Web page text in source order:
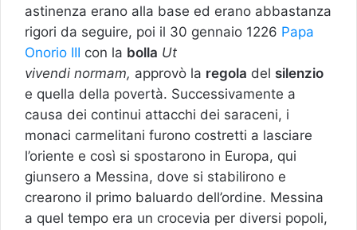
astinenza erano alla base ed erano abbastanza
rigori da seguire, poi il 30 gennaio 1226 Papa
Onorio III con la bolla Ut
vivendi normam, approvò la regola del silenzio
e quella della povertà. Successivamente a
causa dei continui attacchi dei saraceni, i
monaci carmelitani furono costretti a lasciare
l’oriente e così si spostarono in Europa, qui
giunsero a Messina, dove si stabilirono e
crearono il primo baluardo dell’ordine. Messina
a quel tempo era un crocevia per diversi popoli,